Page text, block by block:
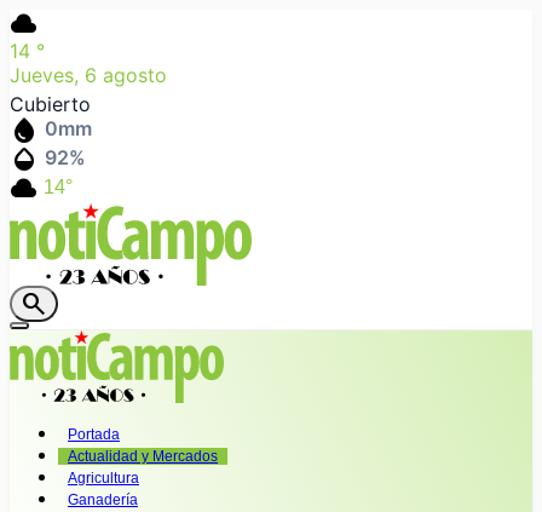
cloud
14 °
Jueves, 6 agosto
Cubierto
water_drop 0mm
humidity_mid 92%
cloud 14°
search
Portada
Actualidad y Mercados
Agricultura
Ganadería